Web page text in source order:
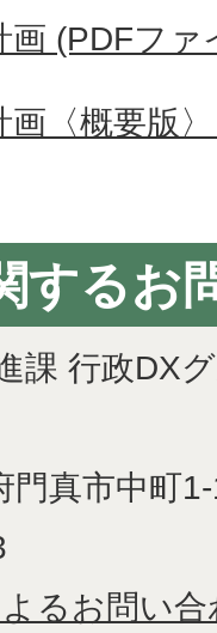
画 (PDFフ
画〈概要版
するお
課 行政DX
門真市中町
るお問い合